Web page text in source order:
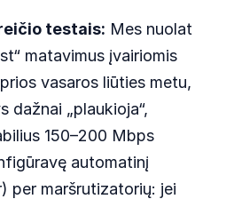
testais: Mes nuolat
matavimus įvairiomis
vasaros liūties metu,
dažnai „plaukioja“,
150–200 Mbps
automatinį
per maršrutizatorių: jei